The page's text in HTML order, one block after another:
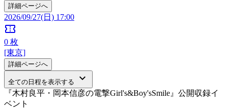
詳細ページへ
2026/09/27(日) 17:00
confirmation_number
0 枚
[東京]
詳細ページへ
全ての日程を表示する keyboard_arrow_down
『木村良平・岡本信彦の電撃Girl's&Boy'sSmile』公開収録イ
ベント